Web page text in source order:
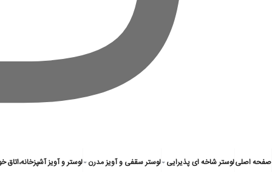
صفحه اصلیلوستر شاخه ای پذیرایی لوستر سقفی و آویز مدرن لوستر و آویز آشپزخانه،اتاق